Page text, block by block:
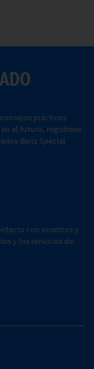
prácticos
el futuro, regístrese
Benz Special
con nosotros y
y los servicios de